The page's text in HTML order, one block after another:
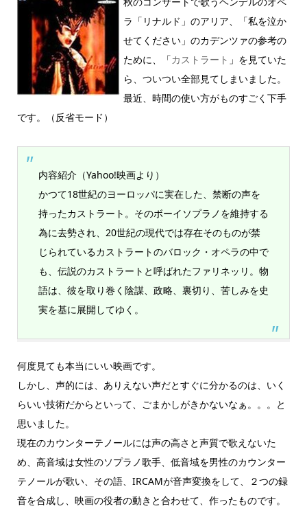
ラ「リナルド」のアリア、「私を泣か
せてください」のカデンツァの参考の
ために、「カストラート 」を見ていた
ら、ついつい全部見てしまいました。
最近、時間の使い方がものすごく下手
です。（反省モード）
内容紹介（Yahoo!映画より）
かつて18世紀のヨーロッパに実在した、禁断の声を
持ったカストラート。そのボーイソプラノを維持する
為に去勢され、20世紀の現代では存在そのものが禁
じられているカストラートのバロック・オペラの中で
も、伝説のカストラートと呼ばれたファリネッリ。物
語は、彼を取り巻く陰謀、政略、裏切り、苦しみを史
実を基に展開してゆく。
何度見ても本当にいい映画です。
しかし、声的には、ありえない声だとすぐに分かるのは、いく
らいい技術だからといって、ごまかしがきかないなぁ。。。と
思いました。
現在のカウンターテノールには声の高さと声質で歌えないた
め、高音域は女性のソプラノ歌手、低音域を男性のカウンター
テノールが歌い、その語、IRCAMが音声変換をして、２つの録
音を合成し、映画の役者の動きと合わせて、作ったものです。